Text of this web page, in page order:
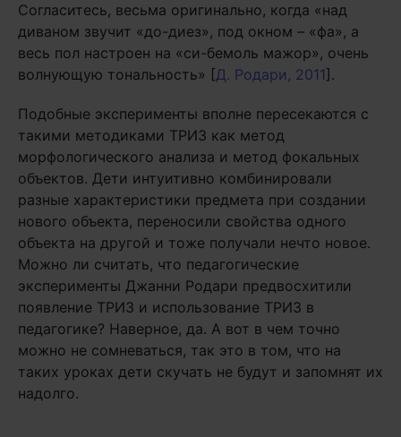
Согласитесь, весьма оригинально, когда «над
диваном звучит «до-диез», под окном – «фа», а
весь пол настроен на «си-бемоль мажор», очень
волнующую тональность» [Д. Родари, 2011].
Подобные эксперименты вполне пересекаются с
такими методиками ТРИЗ как метод
морфологического анализа и метод фокальных
объектов. Дети интуитивно комбинировали
разные характеристики предмета при создании
нового объекта, переносили свойства одного
объекта на другой и тоже получали нечто новое.
Можно ли считать, что педагогические
эксперименты Джанни Родари предвосхитили
появление ТРИЗ и использование ТРИЗ в
педагогике? Наверное, да. А вот в чем точно
можно не сомневаться, так это в том, что на
таких уроках дети скучать не будут и запомнят их
надолго.